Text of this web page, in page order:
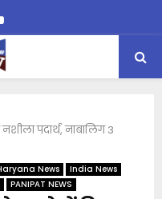
Youtube
पदार्थ, नाबालिग 3
News
India News
PANIPAT NEWS